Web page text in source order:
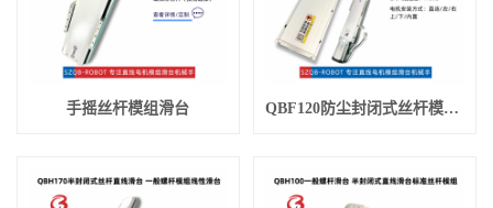
手摇丝杆模组滑台 QBF120防尘封闭式丝杆模组滑台